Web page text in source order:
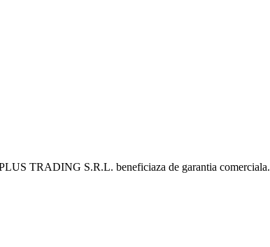
TRADING S.R.L. beneficiaza de garantia comerciala.